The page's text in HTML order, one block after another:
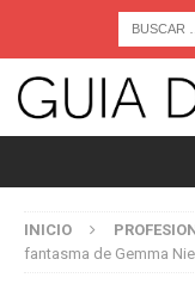
INICIO
fantasma de Gemma